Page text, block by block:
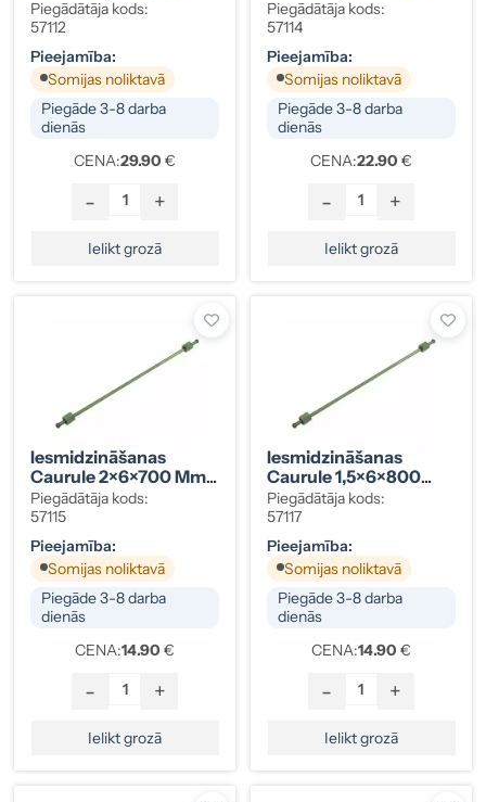
Mm, Gali 12×12, Iveco
Piegādātāja kods:
57112
Pieejamība:
Somijas noliktavā
Piegāde 3-8 darba
dienās
CENA:29.90 €
- +
Ielikt grozā
Mm, Gali 12×12
Piegādātāja kods:
57114
Pieejamība:
Somijas noliktavā
Piegāde 3-8 darba
dienās
CENA:22.90 €
- +
Ielikt grozā
Iesmidzināšanas
Caurule 2×6×700 Mm,
Gali 12×12
Piegādātāja kods:
57115
Pieejamība:
Somijas noliktavā
Piegāde 3-8 darba
dienās
CENA:14.90 €
- +
Ielikt grozā
Iesmidzināšanas
Caurule 1,5×6×800
Mm, Gali 12×12
Piegādātāja kods:
57117
Pieejamība:
Somijas noliktavā
Piegāde 3-8 darba
dienās
CENA:14.90 €
- +
Ielikt grozā